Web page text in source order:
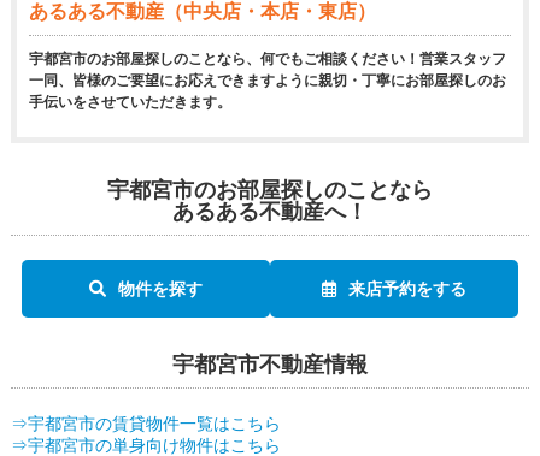
あるある不動産（中央店・本店・東店）
宇都宮市のお部屋探しのことなら、何でもご相談ください！営業スタッフ
一同、皆様のご要望にお応えできますように親切・丁寧にお部屋探しのお
手伝いをさせていただきます。
宇都宮市のお部屋探しのことなら
あるある不動産へ！
物件を探す 来店予約をする
宇都宮市不動産情報
⇒宇都宮市の賃貸物件一覧はこちら
⇒宇都宮市の単身向け物件はこちら